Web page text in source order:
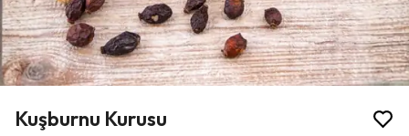
Kuşburnu Kurusu